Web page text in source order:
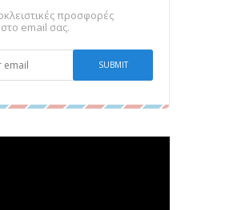
προσφορές
email σας.